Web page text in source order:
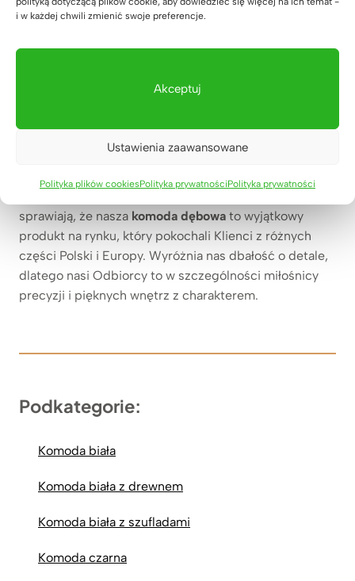
i w każdej chwili zmienić swoje preferencje.
Akceptuj
Ustawienia zaawansowane
Polityka plików cookiesPolityka prywatnościPolityka prywatności
czyli minimalizm i elegancja w
jednym
różnych konfiguracjach, jednak w każdej odsłonie
może posiadać szuflady, zamykane półki
sprawiają, że nasza komoda dębowa to wyjątkowy
produkt na rynku, który pokochali Klienci z różnych
części Polski i Europy. Wyróżnia nas dbałość o detale,
dlatego nasi Odbiorcy to w szczególności miłośnicy
precyzji i pięknych wnętrz z charakterem.
Podkategorie:
Komoda biała
Komoda biała z drewnem
Komoda biała z szufladami
Komoda czarna